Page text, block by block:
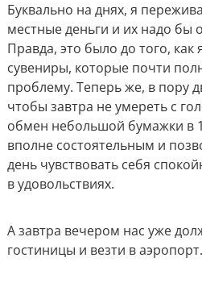
Буквально на днях, я
местные деньги и их надо бы
Правда, это было до того, как
сувениры, которые почти
проблему. Теперь же, в пору
чтобы завтра не умереть с
обмен небольшой бумажки в
вполне состоятельным и
день чувствовать себя
в удовольствиях.
А завтра вечером нас уже
гостиницы и везти в аэропорт.